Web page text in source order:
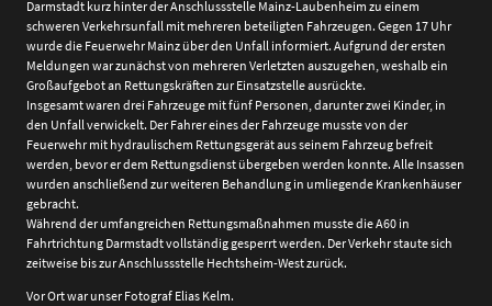
Darmstadt kurz hinter der Anschlussstelle Mainz-Laubenheim zu einem
schweren Verkehrsunfall mit mehreren beteiligten Fahrzeugen. Gegen 17 Uhr
wurde die Feuerwehr Mainz über den Unfall informiert. Aufgrund der ersten
Meldungen war zunächst von mehreren Verletzten auszugehen, weshalb ein
Großaufgebot an Rettungskräften zur Einsatzstelle ausrückte.
Insgesamt waren drei Fahrzeuge mit fünf Personen, darunter zwei Kinder, in
den Unfall verwickelt. Der Fahrer eines der Fahrzeuge musste von der
Feuerwehr mit hydraulischem Rettungsgerät aus seinem Fahrzeug befreit
werden, bevor er dem Rettungsdienst übergeben werden konnte. Alle Insassen
wurden anschließend zur weiteren Behandlung in umliegende Krankenhäuser
gebracht.
Während der umfangreichen Rettungsmaßnahmen musste die A60 in
Fahrtrichtung Darmstadt vollständig gesperrt werden. Der Verkehr staute sich
zeitweise bis zur Anschlussstelle Hechtsheim-West zurück.
Vor Ort war unser Fotograf Elias Kelm.